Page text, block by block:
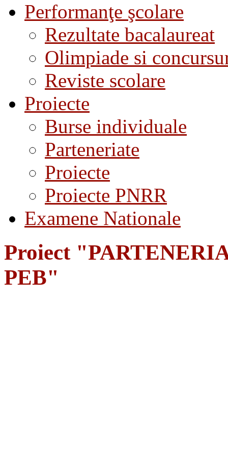
Performanţe şcolare
Rezultate bacalaureat
Olimpiade si
Reviste scolare
Proiecte
Burse individuale
Parteneriate
Proiecte
Proiecte PNRR
Examene Nationale
Proiect
PEB"